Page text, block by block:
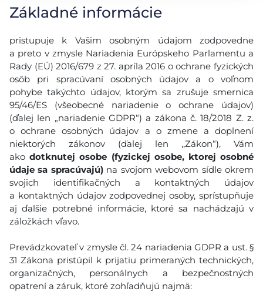
Základné informácie
pristupuje k Vašim osobným údajom zodpovedne
a preto v zmysle Nariadenia Európskeho Parlamentu a
Rady (EÚ) 2016/679 z 27. apríla 2016 o ochrane fyzických
osôb pri spracúvaní osobných údajov a o voľnom
pohybe takýchto údajov, ktorým sa zrušuje smernica
95/46/ES (všeobecné nariadenie o ochrane údajov)
(ďalej len „nariadenie GDPR“) a zákona č. 18/2018 Z. z.
o ochrane osobných údajov a o zmene a doplnení
niektorých zákonov (ďalej len ,,Zákon“), Vám
akodotknutej osobe (fyzickej osobe, ktorej osobné
údaje sa spracúvajú)na svojom webovom sídle okrem
svojich identifikačných a kontaktných údajov
a kontaktných údajov zodpovednej osoby, sprístupňuje
aj ďalšie potrebné informácie, ktoré sa nachádzajú v
záložkách vľavo.
Prevádzkovateľ v zmysle čl. 24 nariadenia GDPR a ust. §
31 Zákona pristúpil k prijatiu primeraných technických,
organizačných, personálnych a bezpečnostných
opatrení a záruk, ktoré zohľadňujú najmä: